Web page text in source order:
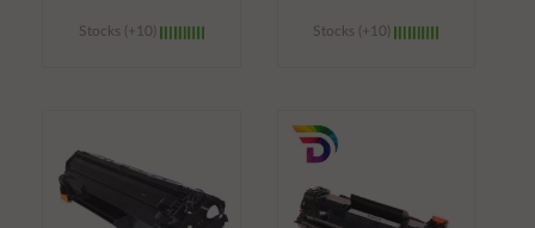
Stocks (+10) Stocks (+10)